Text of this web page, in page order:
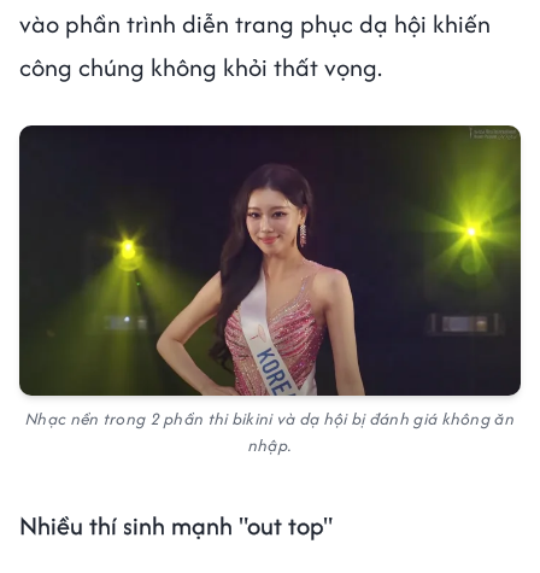
vào phần trình diễn trang phục dạ hội khiến
công chúng không khỏi thất vọng.
Nhạc nền trong 2 phần thi bikini và dạ hội bị đánh giá không ăn
nhập.
Nhiều thí sinh mạnh "out top"